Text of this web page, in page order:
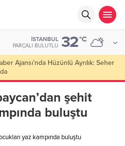
İSTANBUL
PARÇALI BULUTLU 32°C
Öztürk, Şanahan’da Hacı Eryaman’a
şehit
buluştu
yaz kampında buluştu